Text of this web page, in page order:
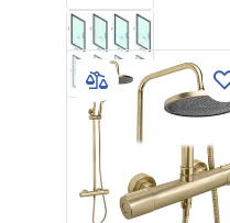
Szín
Kabin típusa
Az üveg színe
A nyitás módja
Összeszerelés
Magasság
shower manual
shower manual.pdf